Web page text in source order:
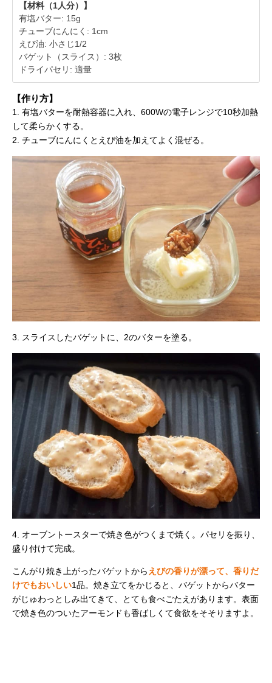
【材料（1人分）】
有塩バター: 15g
チューブにんにく: 1cm
えび油: 小さじ1/2
バゲット（スライス）: 3枚
ドライパセリ: 適量
【作り方】
1. 有塩バターを耐熱容器に入れ、600Wの電子レンジで10秒加熱
して柔らかくする。
2. チューブにんにくとえび油を加えてよく混ぜる。
3. スライスしたバゲットに、2のバターを塗る。
4. オーブントースターで焼き色がつくまで焼く。パセリを振り、
盛り付けて完成。
こんがり焼き上がったバゲットから えびの香りが漂って、香りだ
けでもおいしい1品。焼き立てをかじると、バゲットからバター
がじゅわっとしみ出てきて、とても食べごたえがあります。表面
で焼き色のついたアーモンドも香ばしくて食欲をそそりますよ。